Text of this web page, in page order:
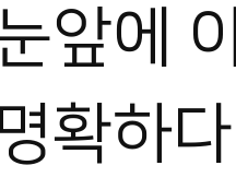
앞에
확하